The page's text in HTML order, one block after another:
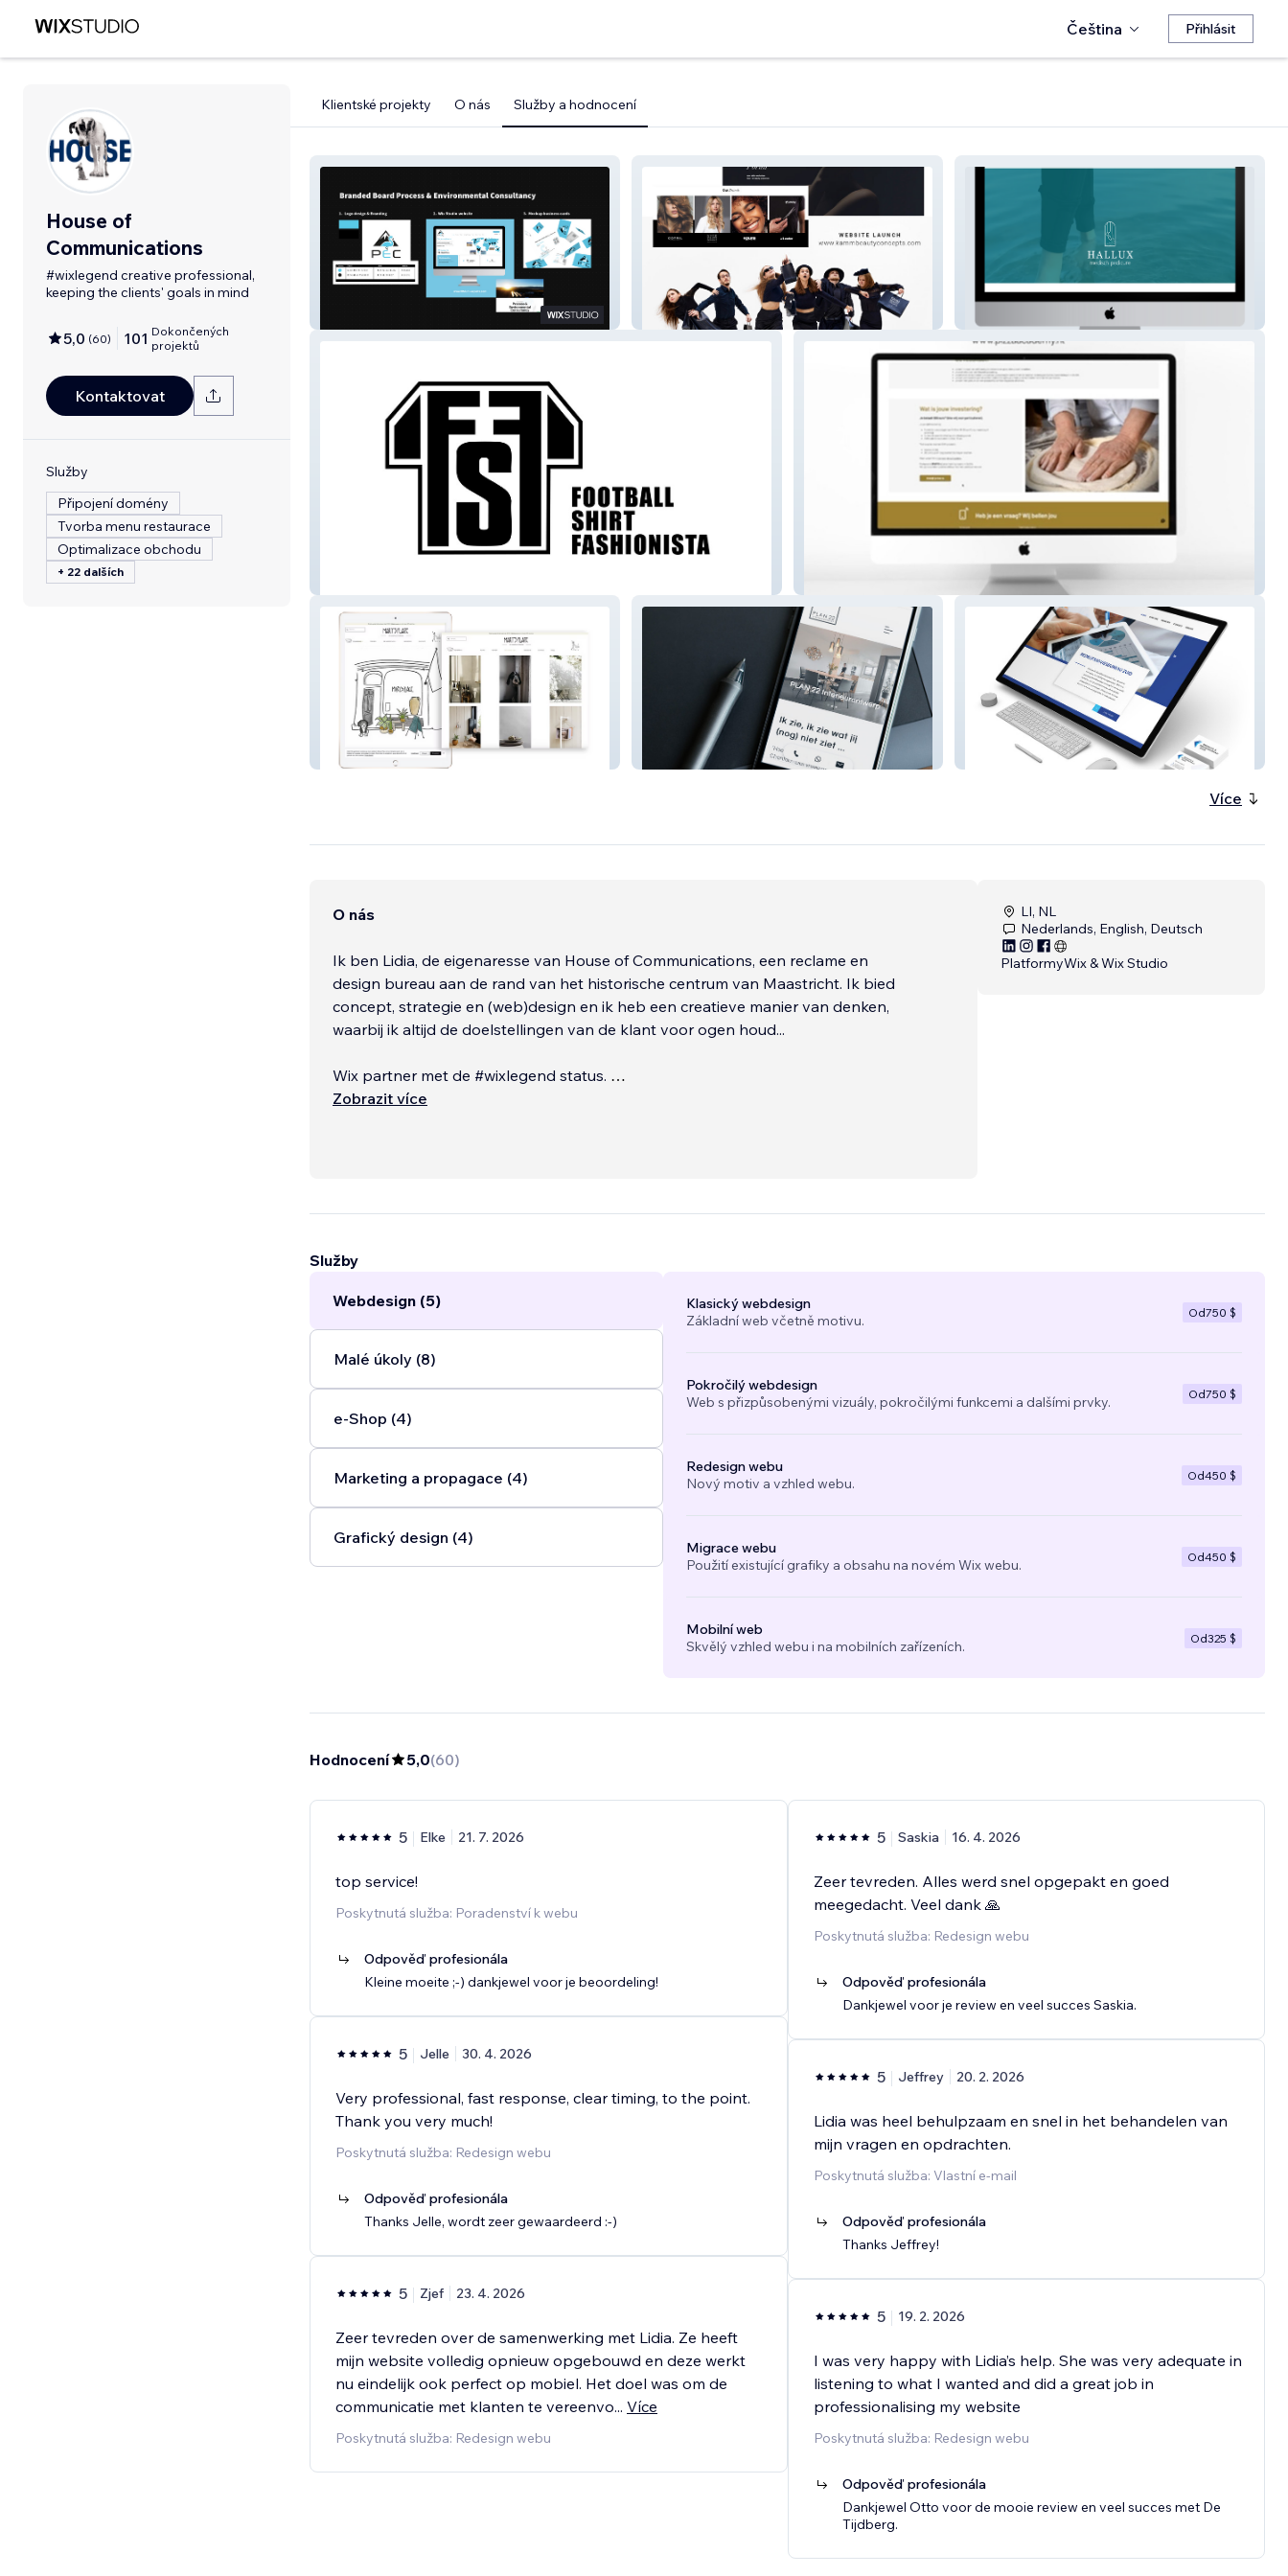
Čeština Přihlásit
House of
Communications
#wixlegend creative professional,
keeping the clients' goals in mind
5,0 (60) 101 Dokončených
projektů
Kontaktovat
Služby
Připojení domény
Tvorba menu restaurace
Optimalizace obchodu
+ 22 dalších
Klientské projekty O nás Služby a hodnocení
Process & Environmental
Kamm Beauty Concepts Hallux medisch pedicure
Mary's Place Store Plan 22 Adviesbureau Zuid
Více
O nás
Ik ben Lidia, de eigenaresse van House of Communications, een reclame en
design bureau aan de rand van het historische centrum van Maastricht. Ik bied
concept, strategie en (web)design en ik heb een creatieve manier van denken,
waarbij ik altijd de doelstellingen van de klant voor ogen houd...
Wix partner met de #wixlegend status.
Meer info op: www.houseofcommunications.nl
Zobrazit více
LI, NL
Nederlands, English, Deutsch
PlatformyWix & Wix Studio
Služby
Webdesign (5)
Malé úkoly (8)
e‑Shop (4)
Marketing a propagace (4)
Grafický design (4)
Klasický webdesign
Základní web včetně motivu.
Od750 $
Pokročilý webdesign
Web s přizpůsobenými vizuály, pokročilými funkcemi a dalšími prvky.
Od750 $
Redesign webu
Nový motiv a vzhled webu.
Od450 $
Migrace webu
Použití existující grafiky a obsahu na novém Wix webu.
Od450 $
Mobilní web
Skvělý vzhled webu i na mobilních zařízeních.
Od325 $
Hodnocení 5,0(60)
5 Elke 21. 7. 2026
top service!
Poskytnutá služba: Poradenství k webu
Odpověď profesionála
Kleine moeite ;-) dankjewel voor je beoordeling!
5 Jelle 30. 4. 2026
Very professional, fast response, clear timing, to the point.
Thank you very much!
Poskytnutá služba: Redesign webu
Odpověď profesionála
Thanks Jelle, wordt zeer gewaardeerd :-)
5 Zjef 23. 4. 2026
Zeer tevreden over de samenwerking met Lidia. Ze heeft
mijn website volledig opnieuw opgebouwd en deze werkt
nu eindelijk ook perfect op mobiel. Het doel was om de
communicatie met klanten te vereenvo... Více
Poskytnutá služba: Redesign webu
5 Saskia 16. 4. 2026
Zeer tevreden. Alles werd snel opgepakt en goed
meegedacht. Veel dank 🙏
Poskytnutá služba: Redesign webu
Odpověď profesionála
Dankjewel voor je review en veel succes Saskia.
5 Jeffrey 20. 2. 2026
Lidia was heel behulpzaam en snel in het behandelen van
mijn vragen en opdrachten.
Poskytnutá služba: Vlastní e‑mail
Odpověď profesionála
Thanks Jeffrey!
5 19. 2. 2026
I was very happy with Lidia’s help. She was very adequate in
listening to what I wanted and did a great job in
professionalising my website
Poskytnutá služba: Redesign webu
Odpověď profesionála
Dankjewel Otto voor de mooie review en veel succes met De
Tijdberg.